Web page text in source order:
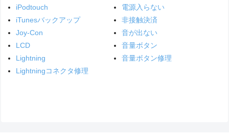
iPodtouch
iTunesバックアップ
Joy-Con
LCD
Lightning
Lightningコネクタ修理
電源入らない
非接触決済
音が出ない
音量ボタン
音量ボタン修理